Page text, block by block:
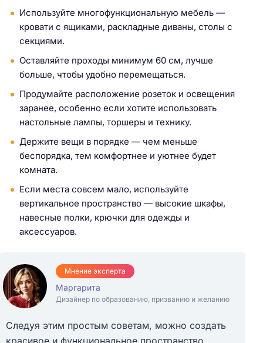
Используйте многофункциональную мебель —
кровати с ящиками, раскладные диваны, столы с
секциями.
Оставляйте проходы минимум 60 см, лучше
больше, чтобы удобно перемещаться.
Продумайте расположение розеток и освещения
заранее, особенно если хотите использовать
настольные лампы, торшеры и технику.
Держите вещи в порядке — чем меньше
беспорядка, тем комфортнее и уютнее будет
комната.
Если места совсем мало, используйте
вертикальное пространство — высокие шкафы,
навесные полки, крючки для одежды и
аксессуаров.
Мнение эксперта
Маргарита
Дизайнер по образованию, призванию и желанию
Следуя этим простым советам, можно создать
красивое и функциональное пространство,